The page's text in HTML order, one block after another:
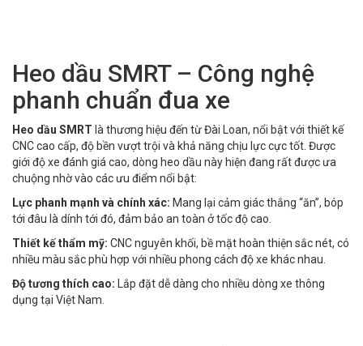
Heo dầu SMRT – Công nghệ
phanh chuẩn đua xe
Heo dầu SMRT là thương hiệu đến từ Đài Loan, nổi bật với thiết kế
CNC cao cấp, độ bền vượt trội và khả năng chịu lực cực tốt. Được
giới độ xe đánh giá cao, dòng heo dầu này hiện đang rất được ưa
chuộng nhờ vào các ưu điểm nổi bật:
Lực phanh mạnh và chính xác: Mang lại cảm giác thắng “ăn”, bóp
tới đâu là dính tới đó, đảm bảo an toàn ở tốc độ cao.
Thiết kế thẩm mỹ: CNC nguyên khối, bề mặt hoàn thiện sắc nét, có
nhiều màu sắc phù hợp với nhiều phong cách độ xe khác nhau.
Độ tương thích cao: Lắp đặt dễ dàng cho nhiều dòng xe thông
dụng tại Việt Nam.